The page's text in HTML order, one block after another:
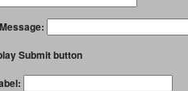
Submit button